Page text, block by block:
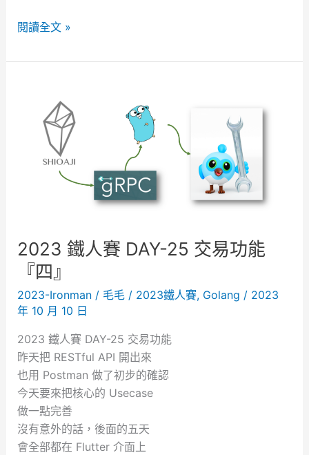
2
2
6
下
介
面
『
一
』
閱讀全文 »
2023 鐵人賽 DAY-25 交易功能
『四』
2023-Ironman/ 毛毛 / 2023鐵人賽, Golang / 2023
年 10 月 10 日
2023 鐵人賽 DAY-25 交易功能
昨天把 RESTful API 開出來
也用 Postman 做了初步的確認
今天要來把核心的 Usecase
做一點完善
沒有意外的話，後面的五天
會全部都在 Flutter 介面上